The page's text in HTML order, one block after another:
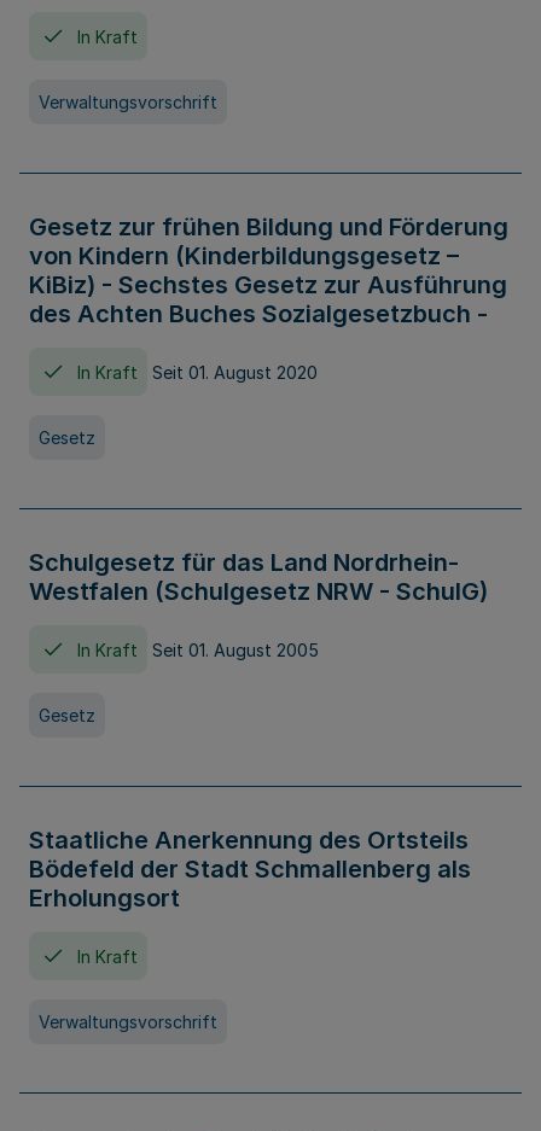
In Kraft
Verwaltungsvorschrift
Gesetz zur frühen Bildung und Förderung
von Kindern (Kinderbildungsgesetz –
KiBiz) - Sechstes Gesetz zur Ausführung
des Achten Buches Sozialgesetzbuch -
In Kraft Seit 01. August 2020
Gesetz
Schulgesetz für das Land Nordrhein-
Westfalen (Schulgesetz NRW - SchulG)
In Kraft Seit 01. August 2005
Gesetz
Staatliche Anerkennung des Ortsteils
Bödefeld der Stadt Schmallenberg als
Erholungsort
In Kraft
Verwaltungsvorschrift